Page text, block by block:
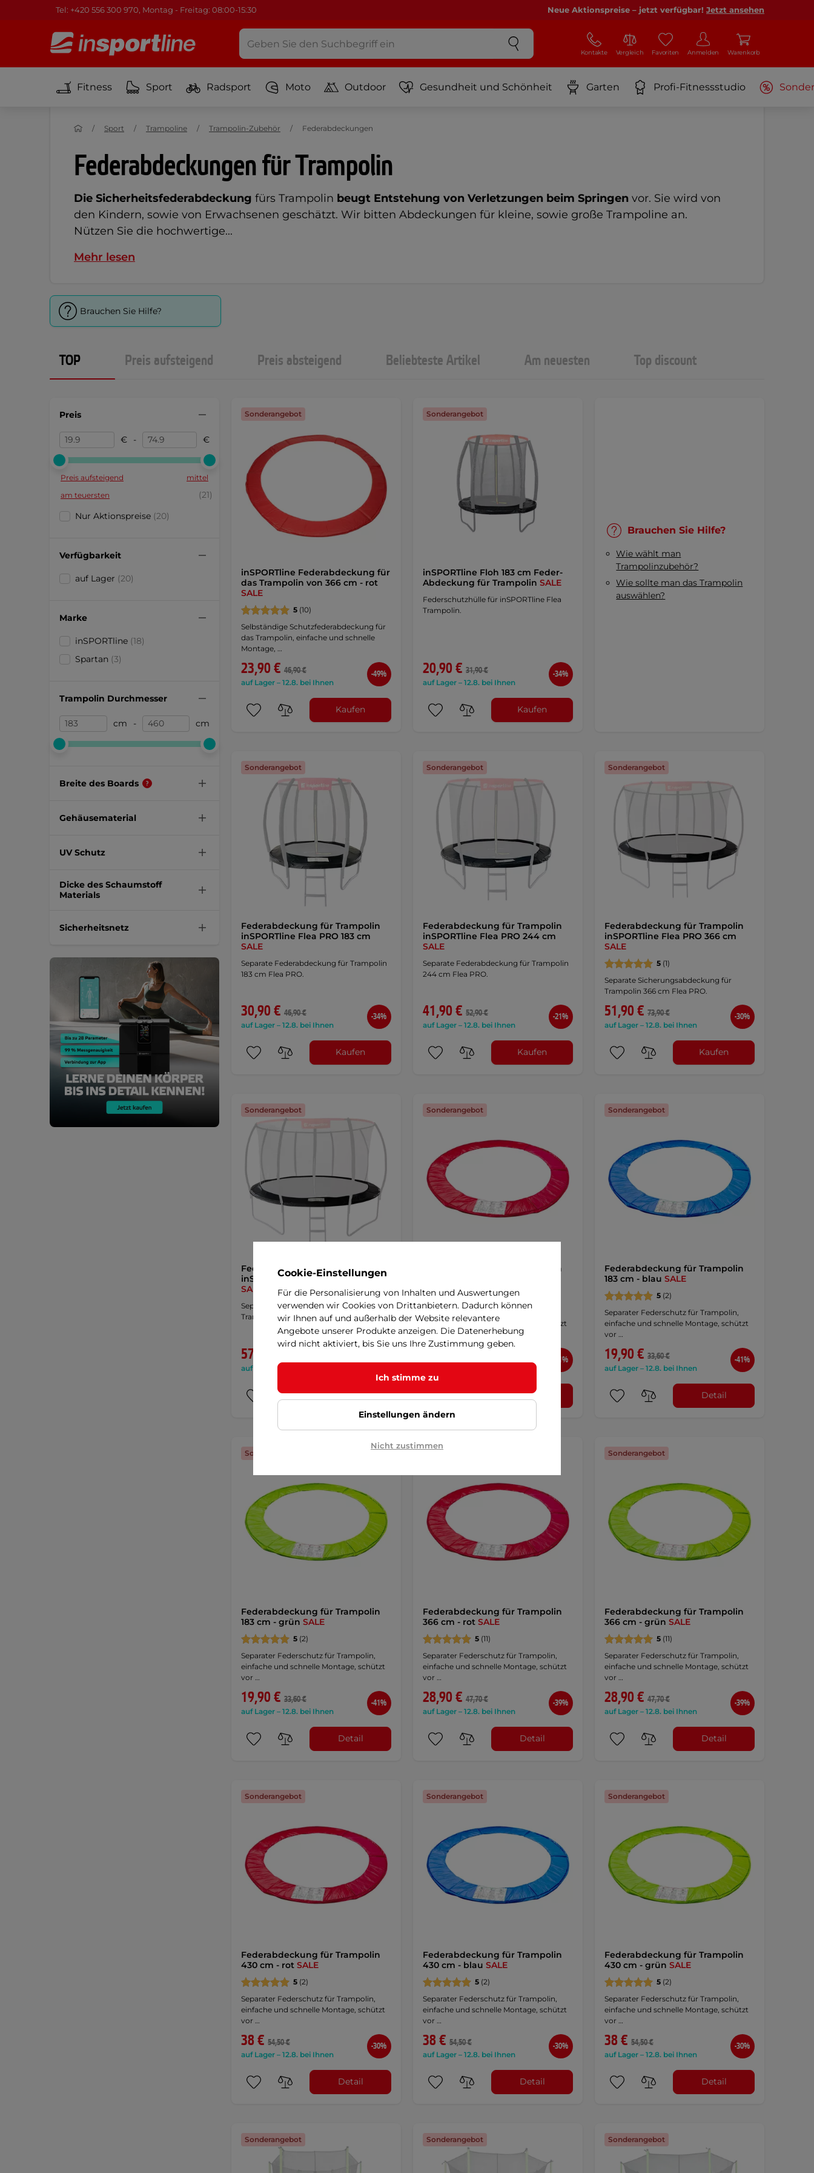
Tel: +420 556 300 970, Montag - Freitag: 08:00-15:30 Neue Aktionspreise – jetzt verfügbar! Jetzt ansehen
Kontakte Vergleich Favoriten Anmelden Warenkorb
Fitness Sport Radsport Moto Outdoor Gesundheit und Schönheit Garten Profi-Fitnessstudio
Federabdeckungen für Trampolin
Die Sicherheitsfederabdeckung fürs Trampolin beugt Entstehung von Verletzungen beim Springen vor. Sie wird von
den Kindern, sowie von Erwachsenen geschätzt. Wir bitten Abdeckungen für kleine, sowie große Trampoline an.
Nützen Sie die hochwertige...
Mehr lesen
Sport Trampoline Trampolin-Zubehör Federabdeckungen
Brauchen Sie Hilfe?
TOP Preis aufsteigend Preis absteigend Beliebteste Artikel Am neuesten Top discount
Preis
€ - €
Preis aufsteigend
mittel
am teuersten
(21)
Nur Aktionspreise (20)
Verfügbarkeit
auf Lager (20)
Marke
inSPORTline (18)
Spartan (3)
Trampolin Durchmesser
cm - cm
Breite des Boards
Gehäusematerial
UV Schutz
Dicke des Schaumstoff
Materials
Sicherheitsnetz
Sonderangebot
inSPORTline Federabdeckung für
das Trampolin von 366 cm - rot
SALE
5 (10)
Selbständige Schutzfederabdeckung für
das Trampolin, einfache und schnelle
Montage, …
23,90 € 46,90 €
auf Lager – 12.8. bei Ihnen
-49%
Kaufen
Sonderangebot
inSPORTline Floh 183 cm Feder-
Abdeckung für Trampolin SALE
Federschutzhülle für inSPORTline Flea
Trampolin.
20,90 € 31,90 €
auf Lager – 12.8. bei Ihnen
-34%
Kaufen
Brauchen Sie Hilfe?
Wie wählt man
Trampolinzubehör?
Wie sollte man das Trampolin
auswählen?
Sonderangebot
Federabdeckung für Trampolin
inSPORTline Flea PRO 183 cm
SALE
Separate Federabdeckung für Trampolin
183 cm Flea PRO.
30,90 € 46,90 €
auf Lager – 12.8. bei Ihnen
-34%
Kaufen
Sonderangebot
Federabdeckung für Trampolin
inSPORTline Flea PRO 244 cm
SALE
Separate Federabdeckung für Trampolin
244 cm Flea PRO.
41,90 € 52,90 €
auf Lager – 12.8. bei Ihnen
-21%
Kaufen
Sonderangebot
Federabdeckung für Trampolin
inSPORTline Flea PRO 366 cm
SALE
5(1)
Separate Sicherungsabdeckung für
Trampolin 366 cm Flea PRO.
51,90 € 73,90 €
auf Lager – 12.8. bei Ihnen
-30%
Kaufen
Sonderangebot
Federabdeckung für Trampolin
inSPORTline Flea PRO 430 cm
SALE
Separate Federschutzabdeckung für
Trampolin 430 cm Flea PRO.
57,90 €
auf Lager – 12.8. bei Ihnen
-28%
Kaufen
Sonderangebot
Federabdeckung für Trampolin
5(2)
einfache und schnelle Montage, schützt
vor …
-41%
Detail
Sonderangebot
Federabdeckung für Trampolin
183 cm - blau SALE
5(2)
Separater Federschutz für Trampolin,
einfache und schnelle Montage, schützt
vor …
19,90 € 33,60 €
auf Lager – 12.8. bei Ihnen
-41%
Detail
Sonderangebot
Federabdeckung für Trampolin
183 cm - grün SALE
5 (2)
Separater Federschutz für Trampolin,
einfache und schnelle Montage, schützt
vor …
19,90 € 33,60 €
auf Lager – 12.8. bei Ihnen
-41%
Detail
Federabdeckung für Trampolin
366 cm - rot SALE
5(11)
Separater Federschutz für Trampolin,
einfache und schnelle Montage, schützt
vor …
28,90 € 47,70 €
auf Lager – 12.8. bei Ihnen
-39%
Detail
Sonderangebot
Federabdeckung für Trampolin
366 cm - grün SALE
5(11)
Separater Federschutz für Trampolin,
einfache und schnelle Montage, schützt
vor …
28,90 € 47,70 €
auf Lager – 12.8. bei Ihnen
-39%
Detail
Sonderangebot
Federabdeckung für Trampolin
430 cm - rot SALE
5 (2)
Separater Federschutz für Trampolin,
einfache und schnelle Montage, schützt
vor …
38 € 54,50 €
auf Lager – 12.8. bei Ihnen
-30%
Detail
Sonderangebot
Federabdeckung für Trampolin
430 cm - blau SALE
5(2)
Separater Federschutz für Trampolin,
einfache und schnelle Montage, schützt
vor …
38 € 54,50 €
auf Lager – 12.8. bei Ihnen
-30%
Detail
Sonderangebot
Federabdeckung für Trampolin
430 cm - grün SALE
5(2)
Separater Federschutz für Trampolin,
einfache und schnelle Montage, schützt
vor …
38 € 54,50 €
auf Lager – 12.8. bei Ihnen
-30%
Detail
Sonderangebot Sonderangebot Sonderangebot
Cookie-Einstellungen
Für die Personalisierung von Inhalten und Auswertungen
verwenden wir Cookies von Drittanbietern. Dadurch können
wir Ihnen auf und außerhalb der Website relevantere
Angebote unserer Produkte anzeigen. Die Datenerhebung
wird nicht aktiviert, bis Sie uns Ihre Zustimmung geben.
Ich stimme zu
Einstellungen ändern
Nicht zustimmen